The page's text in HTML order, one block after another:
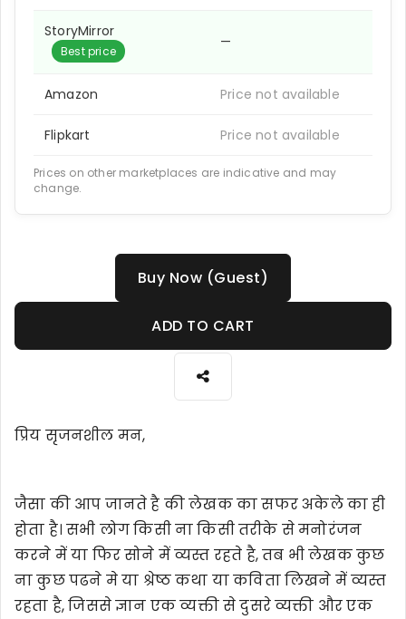
StoryMirror
Best price
—
Amazon Price not available
Flipkart Price not available
Prices on other marketplaces are indicative and may
change.
Buy Now (Guest)
ADD TO CART
प्रिय सृजनशील मन,
जैसा की आप जानते है की लेखक का सफर अकेले का ही
होता है। सभी लोग किसी ना किसी तरीके से मनोरंजन
करने में या फिर सोने में व्यस्त रहते है, तब भी लेखक कुछ
ना कुछ पढने मे या श्रेष्ठ कथा या कविता लिखने में व्यस्त
रहता है, जिससे ज्ञान एक व्यक्ती से दुसरे व्यक्ती और एक